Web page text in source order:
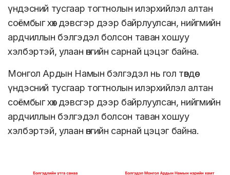
үндэсний тусгаар тогтнолын илэрхийлэл алтан
соёмбыг хөх дэвсгэр дээр байрлуулсан, нийгмийн
ардчиллын бэлгэдэл болсон таван хошуу
хэлбэртэй, улаан өнгийн сарнай цэцэг байна.
Монгол Ардын Намын бэлгэдэл нь гол төвдөө
үндэсний тусгаар тогтнолын илэрхийлэл алтан
соёмбыг хөх дэвсгэр дээр байрлуулсан, нийгмийн
ардчиллын бэлгэдэл болсон таван хошуу
хэлбэртэй, улаан өнгийн сарнай цэцэг байна.